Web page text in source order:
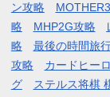
ン攻略
略
MHP2G攻略
略
最後の時間旅
攻略
カードヒー
グ
ステルス将棋